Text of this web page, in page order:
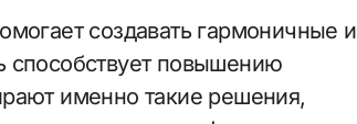
создавать гармоничные и
способствует повышению
именно такие решения,